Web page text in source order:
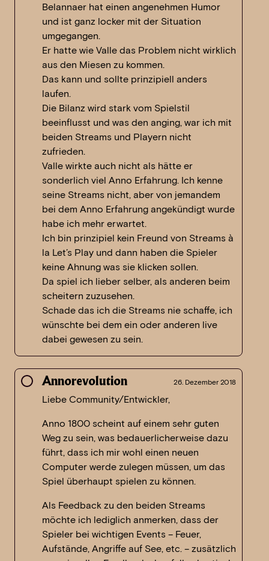
Belannaer hat einen angenehmen Humor
und ist ganz locker mit der Situation
umgegangen.
Er hatte wie Valle das Problem nicht wirklich
aus den Miesen zu kommen.
Das kann und sollte prinzipiell anders
laufen.
Die Bilanz wird stark vom Spielstil
beeinflusst und was den anging, war ich mit
beiden Streams und Playern nicht
zufrieden.
Valle wirkte auch nicht als hätte er
sonderlich viel Anno Erfahrung. Ich kenne
seine Streams nicht, aber von jemandem
bei dem Anno Erfahrung angekündigt wurde
habe ich mehr erwartet.
Ich bin prinzipiel kein Freund von Streams à
la Let’s Play und dann haben die Spieler
keine Ahnung was sie klicken sollen.
Da spiel ich lieber selber, als anderen beim
scheitern zuzusehen.
Schade das ich die Streams nie schaffe, ich
wünschte bei dem ein oder anderen live
dabei gewesen zu sein.
Annorevolution 26. Dezember 2018
Liebe Community/Entwickler,
Anno 1800 scheint auf einem sehr guten
Weg zu sein, was bedauerlicherweise dazu
führt, dass ich mir wohl einen neuen
Computer werde zulegen müssen, um das
Spiel überhaupt spielen zu können.
Als Feedback zu den beiden Streams
möchte ich lediglich anmerken, dass der
Spieler bei wichtigen Events – Feuer,
Aufstände, Angriffe auf See, etc. – zusätzlich